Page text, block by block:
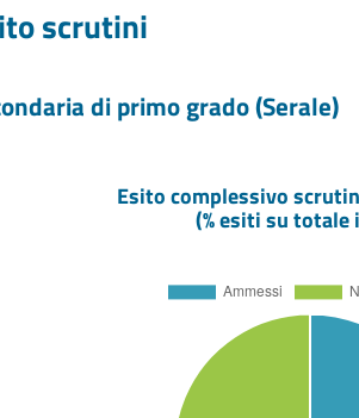
scrutini
di primo grado (Serale)
Esito complessivo
(% esiti su